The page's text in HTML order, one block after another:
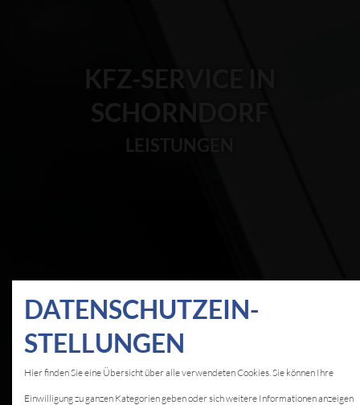
KFZ-SERVICE IN
SCHORNDORF
LEISTUNGEN
DATEN­SCHUTZ­EIN­
STELLUNGEN
Hier finden Sie eine Übersicht über alle verwendeten Cookies. Sie können Ihre
Einwilligung zu ganzen Kategorien geben oder sich weitere Informationen anzeigen